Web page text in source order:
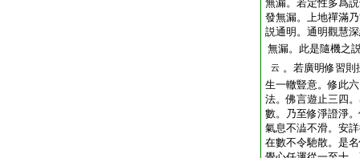
無漏。若定性多爲
發無漏。上地禪滿
説通明。通明觀慧
無漏。此是隨機之
云 。若廣明修習則
生一轍豎意。修此
法。佛言遊止三四
數。乃至修淨證淨
氣息不澁不滑。安
在數不令馳散。是